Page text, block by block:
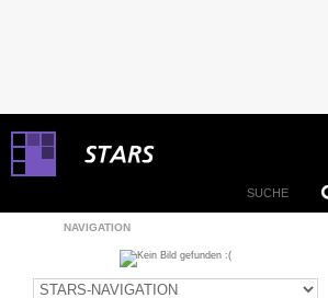
NAVIGATION